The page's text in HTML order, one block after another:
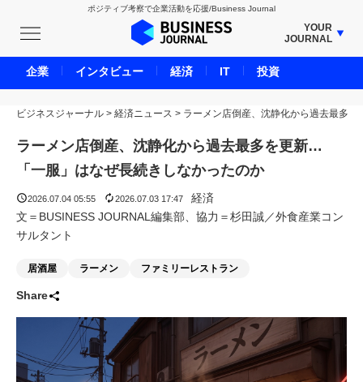
ポジティブ考察で企業活動を応援/Business Journal
YOUR
JOURNAL
BUSINESS JOURNAL
UNICORN JOURNAL
CARBON CREDITS JOURNAL
IVS JOURNAL
ENERGY MANAGEMENT JOURNAL
LIFE ENDING JOURNAL
ADOPTABLE DOG JOURNAL
ビジネスジャーナル > 経済ニュース > ラーメン店倒産、沈静化から過去最多
ラーメン店倒産、沈静化から過去最多を更新…
「一服」はなぜ長続きしなかったのか
2026.07.04 05:55 2026.07.03 17:47
経済
文＝BUSINESS JOURNAL編集部、協力＝杉田誠／外食産業コン
サルタント
居酒屋 ラーメン ファミリーレストラン
Share
企業 インタビュー 経済 IT 投資